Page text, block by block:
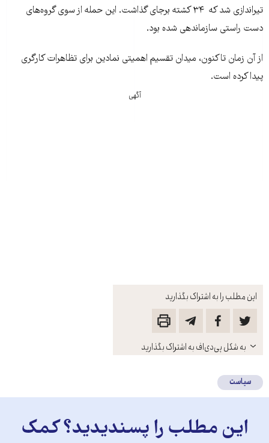
این مطلب را به اشتراک بگذارید
باز
کنید
به شکل پی‌دی‌اف به اشتراک بگذارید
تیراندازی شد که ۳۴ کشته برجای گذاشت. این حمله از سوی گروه‌های
دست راستی سازماندهی شده بود.
از آن زمان تاکنون، میدان تقسیم اهمیتی نمادین برای تظاهرات کارگری
پیدا کرده‌ است.
آگهی
سیاست
این مطلب را پسندیدید؟ کمک